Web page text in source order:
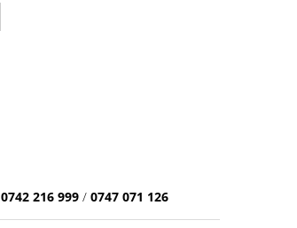
0742 216 999 / 0747 071 126